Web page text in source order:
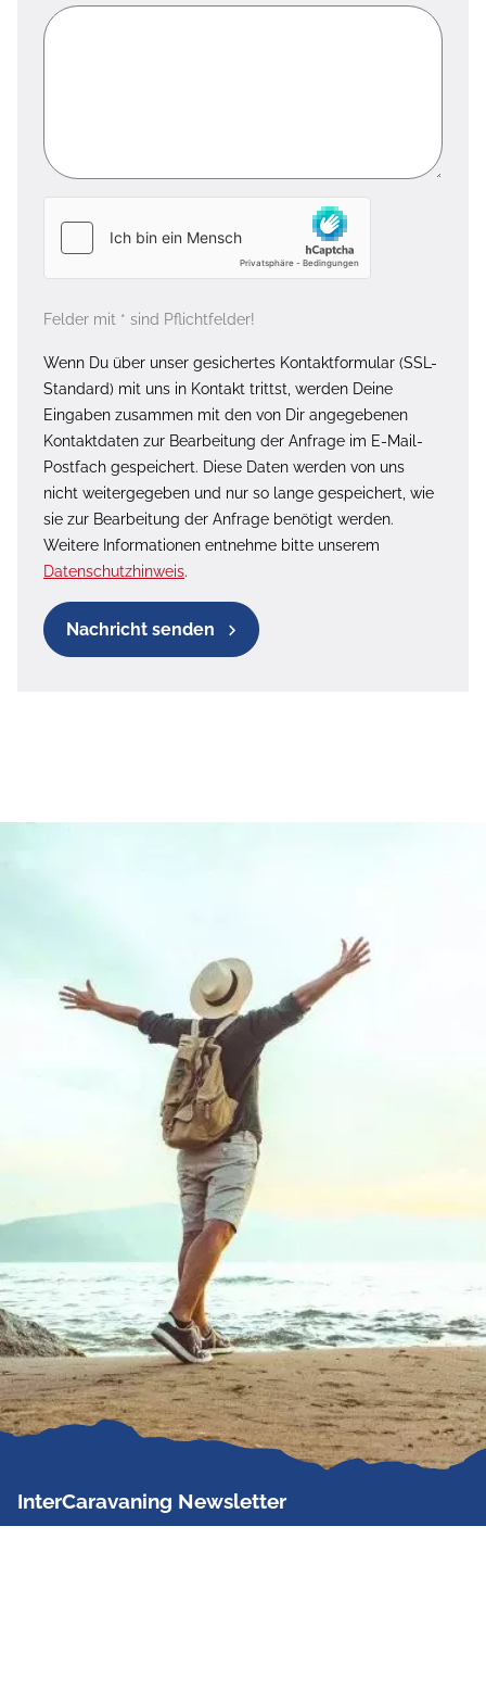
Felder mit * sind Pflichtfelder!
Wenn Du über unser gesichertes Kontaktformular (SSL-
Standard) mit uns in Kontakt trittst, werden Deine
Eingaben zusammen mit den von Dir angegebenen
Kontaktdaten zur Bearbeitung der Anfrage im E-Mail-
Postfach gespeichert. Diese Daten werden von uns
nicht weitergegeben und nur so lange gespeichert, wie
sie zur Bearbeitung der Anfrage benötigt werden.
Weitere Informationen entnehme bitte unserem
Datenschutzhinweis.
Nachricht senden
InterCaravaning Newsletter